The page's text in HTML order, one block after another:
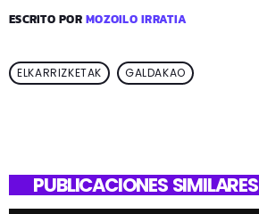
ESCRITO PORMOZOILO IRRATIA
ELKARRIZKETAK GALDAKAO
PUBLICACIONES SIMILARES